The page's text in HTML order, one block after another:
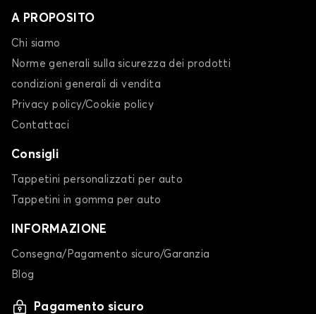
A PROPOSITO
Chi siamo
Norme generali sulla sicurezza dei prodotti
condizioni generali di vendita
Privacy policy/Cookie policy
Contattaci
Consigli
Tappetini personalizzati per auto
Tappetini in gomma per auto
INFORMAZIONE
Consegna/Pagamento sicuro/Garanzia
Blog
Pagamento sicuro